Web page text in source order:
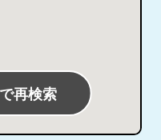
再検索